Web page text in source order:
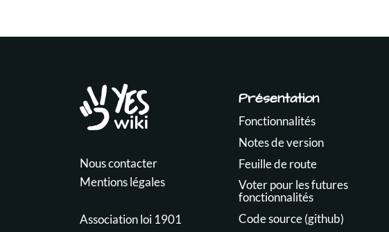
Nous contacter
Mentions légales
Association loi 1901
Présentation
Fonctionnalités
Notes de version
Feuille de route
Voter pour les futures
fonctionnalités
Code source (github)